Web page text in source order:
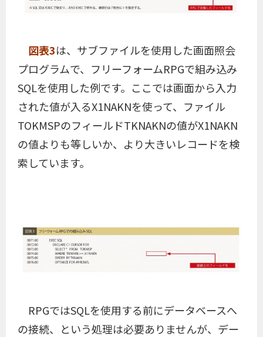
図表3は、サブファイルを使用した画面照会
プログラムで、フリーフォームRPGで組み込み
SQLを使用した例です。ここでは画面から入力
された値が入るX1NAKNを使って、ファイル
TOKMSPのフィールドTKNAKNの値がX1NAKN
の値よりも等しいか、より大きいレコードを検
索しています。
RPGではSQLを使用する前にデータベースへ
の接続、という処理は必要ありませんが、デー